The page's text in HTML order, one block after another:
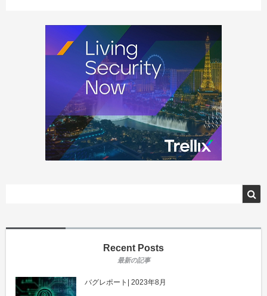
Recent Posts
バグレポート| 2023年8月